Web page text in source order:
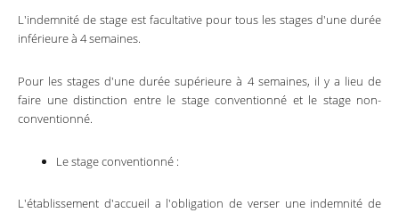
L'indemnité de stage est facultative pour tous les stages d'une durée
inférieure à 4 semaines.
Pour les stages d'une durée supérieure à 4 semaines, il y a lieu de
faire une distinction entre le stage conventionné et le stage non-
conventionné.
Le stage conventionné :
L'établissement d'accueil a l'obligation de verser une indemnité de